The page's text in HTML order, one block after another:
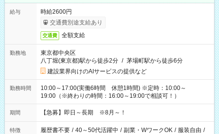
給与
時給2600円
交通費別途支給あり
交通費 全額支給
勤務地
東京都中央区
八丁堀(東京都)駅から徒歩2分 / 茅場町駅から徒歩6分
建設業界向けのAIサービスの提供など
勤務時間
10:00～17:00(実働6時間 休憩1時間) ※定時：10:00～
19:00（※終わりの時間：16:00～19:00で相談可！）
期間 【急募】即日～長期 ※8月～！
特徴 履歴書不要 / 40～50代活躍中 / 副業・WワークOK / 服装自由 /